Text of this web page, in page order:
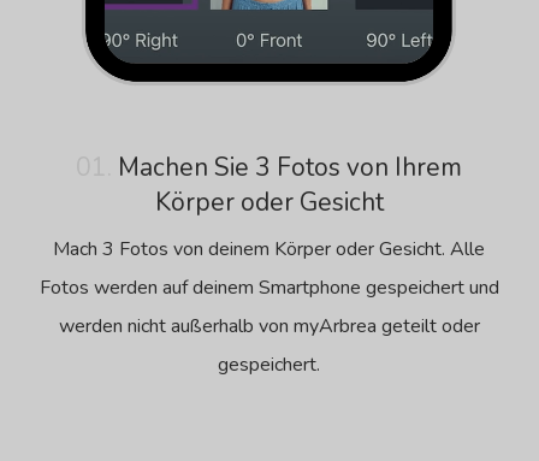
Machen Sie 3 Fotos von Ihrem
Körper oder Gesicht
Mach 3 Fotos von deinem Körper oder Gesicht. Alle
Fotos werden auf deinem Smartphone gespeichert und
werden nicht außerhalb von myArbrea geteilt oder
gespeichert.